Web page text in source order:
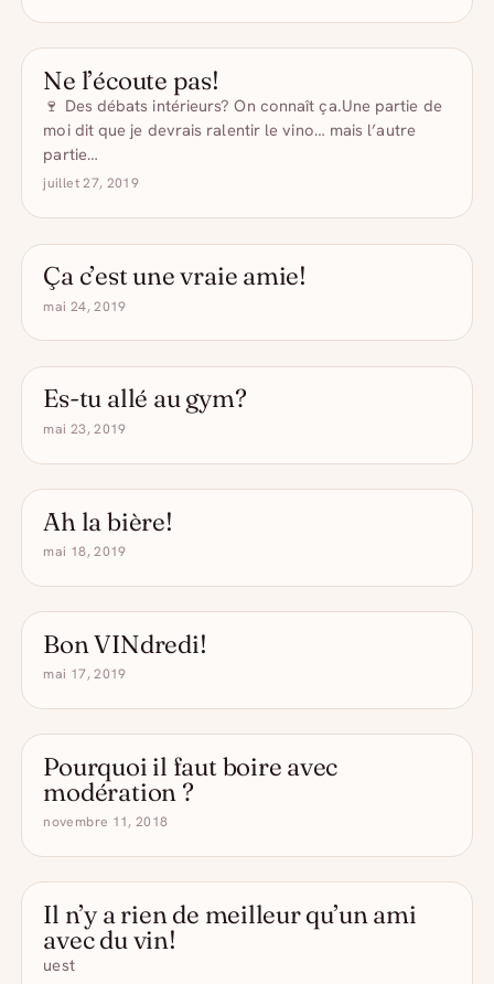
CITATION DRÔLE
Ne l’écoute pas!
🍷 Des débats intérieurs? On connaît ça.Une partie de
moi dit que je devrais ralentir le vino… mais l’autre
partie…
juillet 27, 2019
- DRÔLE D'ALCOOL
Ça c’est une vraie amie!
mai 24, 2019
- DRÔLE D'ALCOOL
Es-tu allé au gym?
mai 23, 2019
- DRÔLE D'ALCOOL
Ah la bière!
mai 18, 2019
- DRÔLE D'ALCOOL
Bon VINdredi!
mai 17, 2019
Pourquoi il faut boire avec
modération ?
novembre 11, 2018
- DRÔLE D'ALCOOL
Il n’y a rien de meilleur qu’un ami
avec du vin!
uest